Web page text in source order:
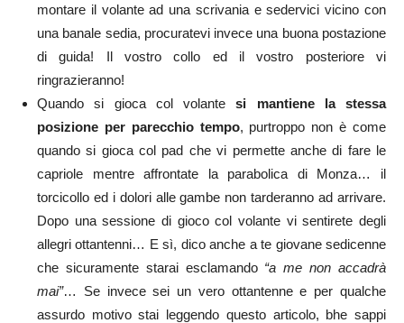
montare il volante ad una scrivania e sedervici vicino con
una banale sedia, procuratevi invece una buona postazione
di guida! Il vostro collo ed il vostro posteriore vi
ringrazieranno!
Quando si gioca col volantesi mantiene la stessa
posizione per parecchio tempo, purtroppo non è come
quando si gioca col pad che vi permette anche di fare le
capriole mentre affrontate la parabolica di Monza… il
torcicollo ed i dolori alle gambe non tarderanno ad arrivare.
Dopo una sessione di gioco col volante vi sentirete degli
allegri ottantenni… E sì, dico anche a te giovane sedicenne
che sicuramente starai esclamando “a me non accadrà
mai”… Se invece sei un vero ottantenne e per qualche
assurdo motivo stai leggendo questo articolo, bhe sappi